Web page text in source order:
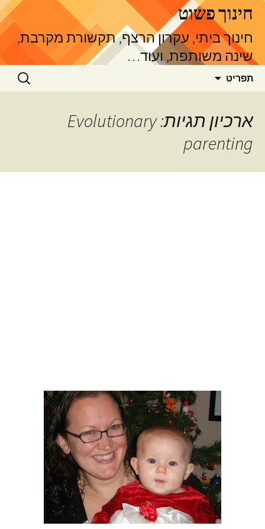
לדלג
לתוכןחינוך פשוט
חינוך ביתי, עקרון הרצף, תקשורת מקרבת,
שינה משותפת, ועוד…
תפריט חיפוש:
ארכיון תגיות: Evolutionary
parenting